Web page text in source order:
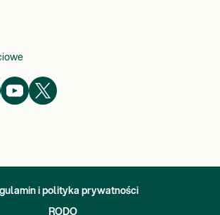
i polityka prywatności
RODO